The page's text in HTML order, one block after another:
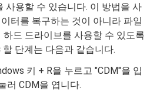
사용할 수 있습니다. 이 방법을 사
터를 복구하는 것이 아니라 파일
드 드라이브를 사용할 수 있도록
단계는 다음과 같습니다.
키 + R을 누르고 "CDM"을 입
러 CDM을 엽니다.